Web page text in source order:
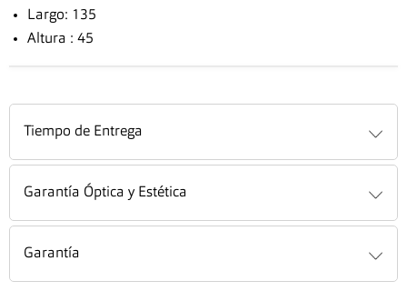
Largo: 135
Altura : 45
Tiempo de Entrega
Garantía Óptica y Estética
Garantía